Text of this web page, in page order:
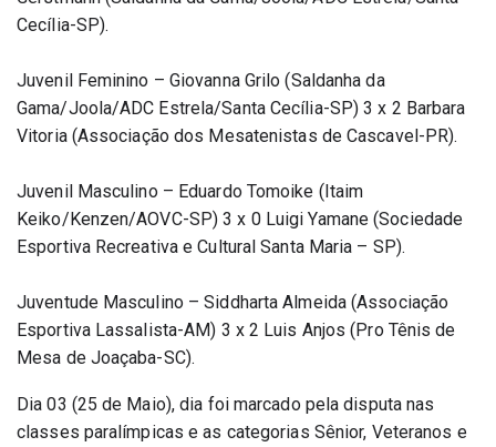
Cecília-SP).
Juvenil Feminino – Giovanna Grilo (Saldanha da
Gama/Joola/ADC Estrela/Santa Cecília-SP) 3 x 2 Barbara
Vitoria (Associação dos Mesatenistas de Cascavel-PR).
Juvenil Masculino – Eduardo Tomoike (Itaim
Keiko/Kenzen/AOVC-SP) 3 x 0 Luigi Yamane (Sociedade
Esportiva Recreativa e Cultural Santa Maria – SP).
Juventude Masculino – Siddharta Almeida (Associação
Esportiva Lassalista-AM) 3 x 2 Luis Anjos (Pro Tênis de
Mesa de Joaçaba-SC).
Dia 03 (25 de Maio), dia foi marcado pela disputa nas
classes paralímpicas e as categorias Sênior, Veteranos e